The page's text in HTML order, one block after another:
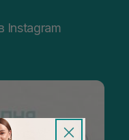
Instagram